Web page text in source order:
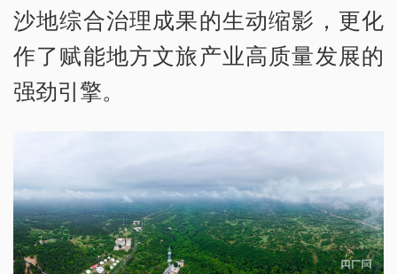
沙地综合治理成果的生动缩影，更化
作了赋能地方文旅产业高质量发展的
强劲引擎。